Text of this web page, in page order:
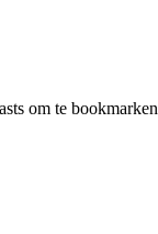
om te bookmarken